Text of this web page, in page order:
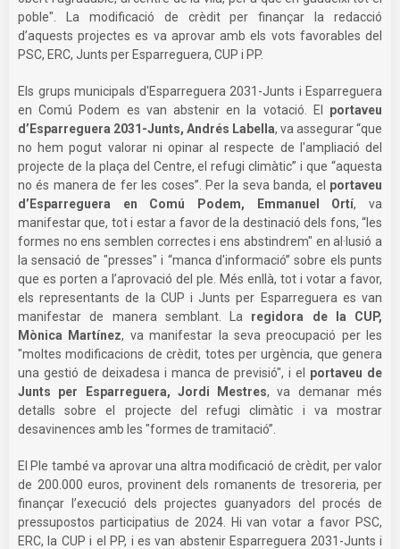
poble". La modificació de crèdit per finançar la redacció
d’aquests projectes es va aprovar amb els vots favorables del
PSC, ERC, Junts per Esparreguera, CUP i PP.
Els grups municipals d'Esparreguera 2031-Junts i Esparreguera
en Comú Podem es van abstenir en la votació. El portaveu
d’Esparreguera 2031-Junts, Andrés Labella, va assegurar “que
no hem pogut valorar ni opinar al respecte de l'ampliació del
projecte de la plaça del Centre, el refugi climàtic” i que “aquesta
no és manera de fer les coses”. Per la seva banda, el portaveu
d’Esparreguera en Comú Podem, Emmanuel Ortí, va
manifestar que, tot i estar a favor de la destinació dels fons, “les
formes no ens semblen correctes i ens abstindrem" en al·lusió a
la sensació de "presses" i “manca d'informació” sobre els punts
que es porten a l’aprovació del ple. Més enllà, tot i votar a favor,
els representants de la CUP i Junts per Esparreguera es van
manifestar de manera semblant. La regidora de la CUP,
Mònica Martínez, va manifestar la seva preocupació per les
"moltes modificacions de crèdit, totes per urgència, que genera
una gestió de deixadesa i manca de previsió", i el portaveu de
Junts per Esparreguera, Jordi Mestres, va demanar més
detalls sobre el projecte del refugi climàtic i va mostrar
desavinences amb les "formes de tramitació”.
El Ple també va aprovar una altra modificació de crèdit, per valor
de 200.000 euros, provinent dels romanents de tresoreria, per
finançar l’execució dels projectes guanyadors del procés de
pressupostos participatius de 2024. Hi van votar a favor PSC,
ERC, la CUP i el PP, i es van abstenir Esparreguera 2031-Junts i